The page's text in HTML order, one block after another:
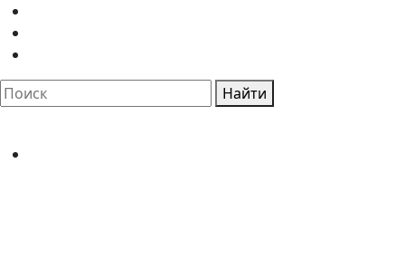
Найти